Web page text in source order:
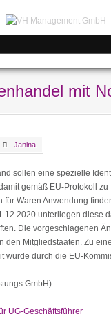
mit
Janina
sollen eine spezielle
gemäß EU-Protokoll
für Waren Anwendung
unterliegen diese
Die vorgeschlagenen
den Mitgliedstaaten. Zu
wurde durch die EU-
GmbH)
UG-Geschäftsführer